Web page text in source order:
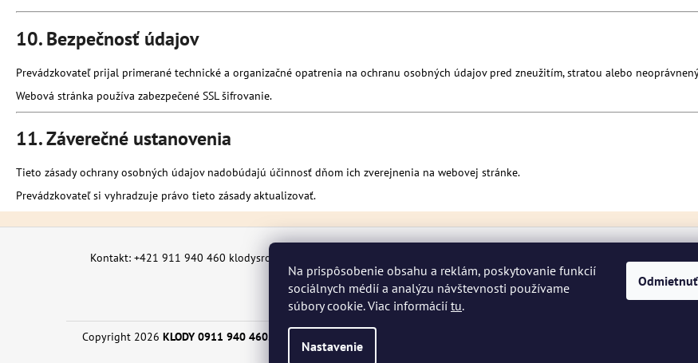
Na prispôsobenie obsahu a reklám, poskytovanie funkcií
sociálnych médií a analýzu návštevnosti používame
súbory cookie. Viac informácií tu.
Nastavenie
Odmietnuť
10. Bezpečnosť údajov
Prevádzkovateľ prijal primerané technické a organizačné opatrenia na ochranu osobných údajov pred zneužitím, stratou alebo
Webová stránka používa zabezpečené SSL šifrovanie.
11. Záverečné ustanovenia
Tieto zásady ochrany osobných údajov nadobúdajú účinnosť dňom ich zverejnenia na webovej stránke.
Prevádzkovateľ si vyhradzuje právo tieto zásady aktualizovať.
Kontakt: +421 911 940 460 klodysro@gmail.com
Copyright 2026 KLODY 0911 940 460. Všetky práva vyhradené.